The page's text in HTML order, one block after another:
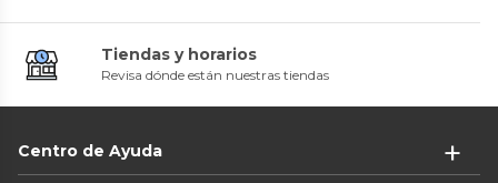
Tiendas y horarios
Revisa dónde están nuestras tiendas
Centro de Ayuda